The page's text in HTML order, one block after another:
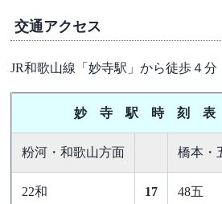
交通アクセス
JR和歌山線「妙寺駅」から徒歩４分
妙 寺 駅 時 刻 表
粉河・和歌山方面 橋本・
22和 17 48五